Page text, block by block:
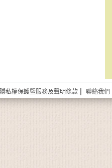
隱私權保護暨服務及聲明條款 | 聯絡我們